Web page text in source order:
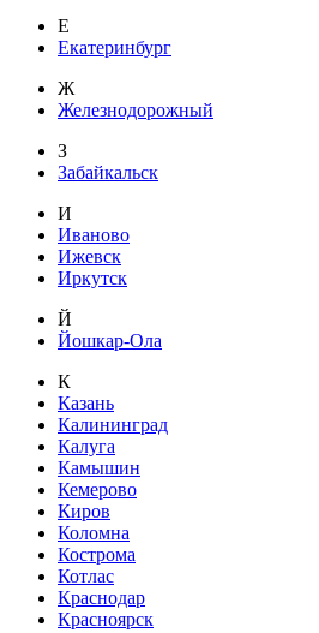
Е
Екатеринбург
Ж
Железнодорожный
З
Забайкальск
И
Иваново
Ижевск
Иркутск
Й
Йошкар-Ола
К
Казань
Калининград
Калуга
Камышин
Кемерово
Киров
Коломна
Кострома
Котлас
Краснодар
Красноярск